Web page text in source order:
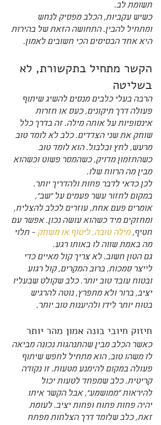
תשומת לב.
כשיש עקביות, הכלב מפסיק לנחש
ומתחיל להבין. התחושה הזאת של בהירות
היא אחד הבסיסים הכי חשובים לאמון.
הקשר מתחיל בתקשורת, לא
בשליטה
הרבה בעלי כלבים מנסים להשיג שיתוף
פעולה דרך תיקונים, כעס או חזרות
אינסופיות על אותה מילה. זה בדרך כלל
שוחק את שני הצדדים. כלב לא לומד טוב
מרעש, לחץ ובלבול. הוא לומד טוב
כשהתזמון מדויק, כשהמסר פשוט וכשהוא
מבין מה הרווח שלו.
לכן כדאי לדבר פחות ולהדריך יותר.
במקום לחזור עשר פעמים על "שב",
אומרים פעם אחת, עוזרים לכלב להצליח,
ומחזקים מיד כשהוא עושה נכון. אפשר עם
חטיף, מילה טובה, ליטוף או משחק - תלוי
מה באמת שווה לו באותו רגע.
גם הטון חשוב. לא צריך קול מאיים כדי
לייצר סמכות. ברוב המקרים, קול רגוע
ובטוח עובד טוב יותר. כלב שקולט שבעליו
יציב, ברור ולא מתפרץ, נוטה להרגיש
בטוח יותר לידו ולהיענות טוב יותר.
חיזוק חיובי בונה אמון מהר יותר
כאשר הכלב מבין שהתנהגות נכונה מביאה
לו משהו טוב, הוא מתחיל לחפש שיתוף
פעולה במקום להימנע מטעות. זו נקודה
קריטית. כלב שמפחד לטעות יכול
להיראות "ממושמע", אבל הקשר איתו
יהיה פחות פתוח ופחות יציב. לעומת
זאת, כלב שלומד דרך הצלחות מפתח